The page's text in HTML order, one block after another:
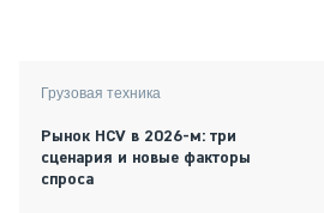
Грузовая техника
Рынок HCV в 2026-м: три
сценария и новые факторы
спроса